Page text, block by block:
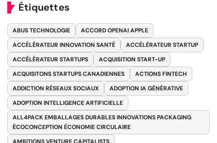
Étiquettes
ABUS TECHNOLOGIE
ACCORD OPENAI APPLE
ACCÉLÉRATEUR INNOVATION SANTÉ
ACCÉLÉRATEUR STARTUP
ACCÉLÉRATEUR STARTUPS
ACQUISITION START-UP
ACQUISITONS STARTUPS CANADIENNES
ACTIONS FINTECH
ADDICTION RÉSEAUX SOCIAUX
ADOPTION IA GÉNÉRATIVE
ADOPTION INTELLIGENCE ARTIFICIELLE
ALL4PACK EMBALLAGES DURABLES INNOVATIONS PACKAGING
ÉCOCONCEPTION ÉCONOMIE CIRCULAIRE